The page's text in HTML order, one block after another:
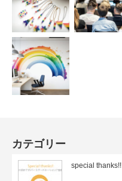
カテゴリー
special thanks!!